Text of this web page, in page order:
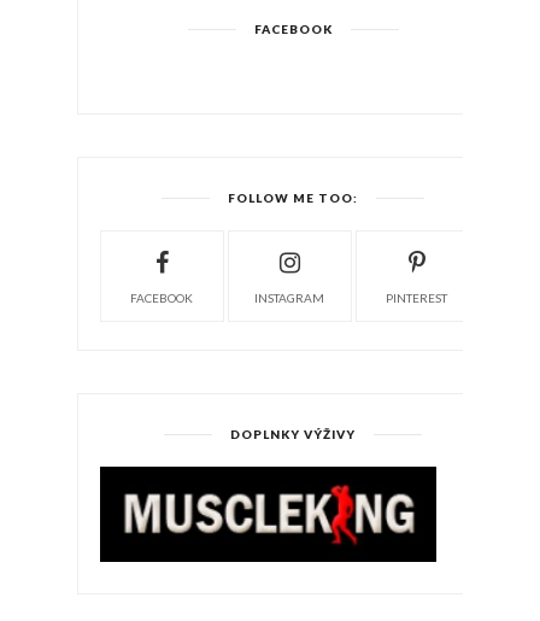
FACEBOOK
FOLLOW ME TOO:
FACEBOOK INSTAGRAM PINTEREST
DOPLNKY VÝŽIVY